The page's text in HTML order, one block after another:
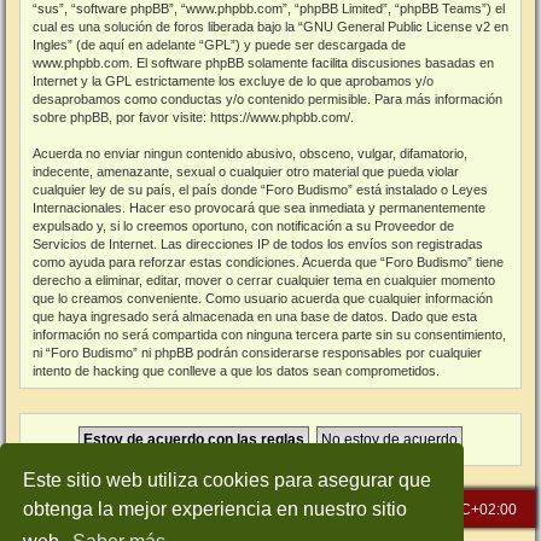
Este sitio web utiliza cookies para asegurar que
obtenga la mejor experiencia en nuestro sitio
“sus”, “software phpBB”, “www.phpbb.com”, “phpBB Limited”, “phpBB Teams”) el
cual es una solución de foros liberada bajo la “GNU General Public License v2 en
Ingles” (de aquí en adelante “GPL”) y puede ser descargada de
www.phpbb.com . El software phpBB solamente facilita discusiones basadas en
Internet y la GPL estrictamente los excluye de lo que aprobamos y/o
desaprobamos como conductas y/o contenido permisible. Para más información
sobre phpBB, por favor visite: https://www.phpbb.com/
Acuerda no enviar ningun contenido abusivo, obsceno, vulgar, difamatorio,
indecente, amenazante, sexual o cualquier otro material que pueda violar
cualquier ley de su país, el país donde “Foro Budismo” está instalado o Leyes
Internacionales. Hacer eso provocará que sea inmediata y permanentemente
expulsado y, si lo creemos oportuno, con notificación a su Proveedor de
Servicios de Internet. Las direcciones IP de todos los envíos son registradas
como ayuda para reforzar estas condiciones. Acuerda que “Foro Budismo” tiene
derecho a eliminar, editar, mover o cerrar cualquier tema en cualquier momento
que lo creamos conveniente. Como usuario acuerda que cualquier información
que haya ingresado será almacenada en una base de datos. Dado que esta
información no será compartida con ninguna tercera parte sin su consentimiento,
ni “Foro Budismo” ni phpBB podrán considerarse responsables por cualquier
intento de hacking que conlleve a que los datos sean comprometidos.
Inicio Índice general Todos los horarios son UTC+02:00